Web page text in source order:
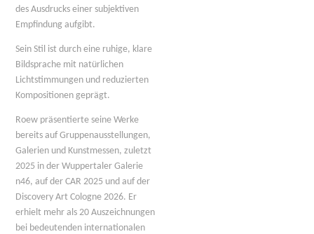
des Ausdrucks einer subjektiven
Empfindung aufgibt.
Sein Stil ist durch eine ruhige, klare
Bildsprache mit natürlichen
Lichtstimmungen und reduzierten
Kompositionen geprägt.
Roew präsentierte seine Werke
bereits auf Gruppenausstellungen,
Galerien und Kunstmessen, zuletzt
2025 in der Wuppertaler Galerie
n46, auf der CAR 2025 und auf der
Discovery Art Cologne 2026. Er
erhielt mehr als 20 Auszeichnungen
bei bedeutenden internationalen